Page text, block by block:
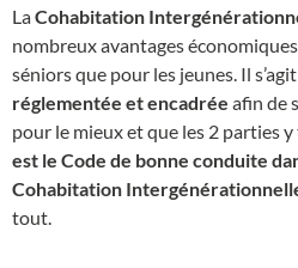
LaCohabitation
nombreux avantages
séniors que pour les jeunes. Il s’agit
réglementée et encadrée afin de
pour le mieux et que les 2 parties
est le Code de bonne conduite
Cohabitation
tout.